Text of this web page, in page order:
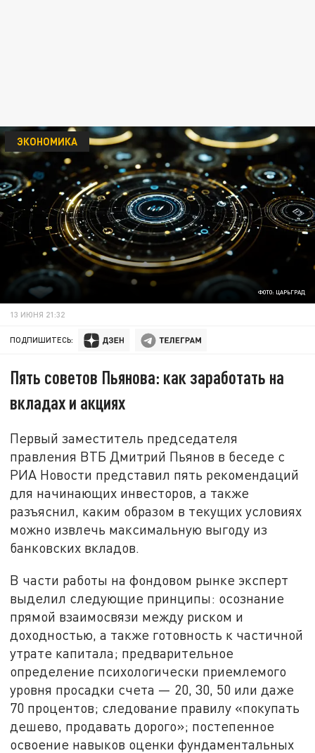
ФОТО: ЦАРЬГРАД
ЭКОНОМИКА
13 ИЮНЯ 21:32
ПОДПИШИТЕСЬ:
Пять советов Пьянова: как заработать на
вкладах и акциях
Первый заместитель председателя
правления ВТБ Дмитрий Пьянов в беседе с
РИА Новости представил пять рекомендаций
для начинающих инвесторов, а также
разъяснил, каким образом в текущих условиях
можно извлечь максимальную выгоду из
банковских вкладов.
В части работы на фондовом рынке эксперт
выделил следующие принципы: осознание
прямой взаимосвязи между риском и
доходностью, а также готовность к частичной
утрате капитала; предварительное
определение психологически приемлемого
уровня просадки счета — 20, 30, 50 или даже
70 процентов; следование правилу «покупать
дешево, продавать дорого»; постепенное
освоение навыков оценки фундаментальных